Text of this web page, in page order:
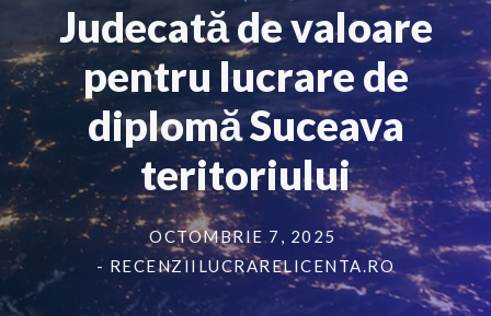
Judecată de valoare
pentru lucrare de
diplomă Suceava
teritoriului
OCTOMBRIE 7, 2025
- RECENZIILUCRARELICENTA.RO